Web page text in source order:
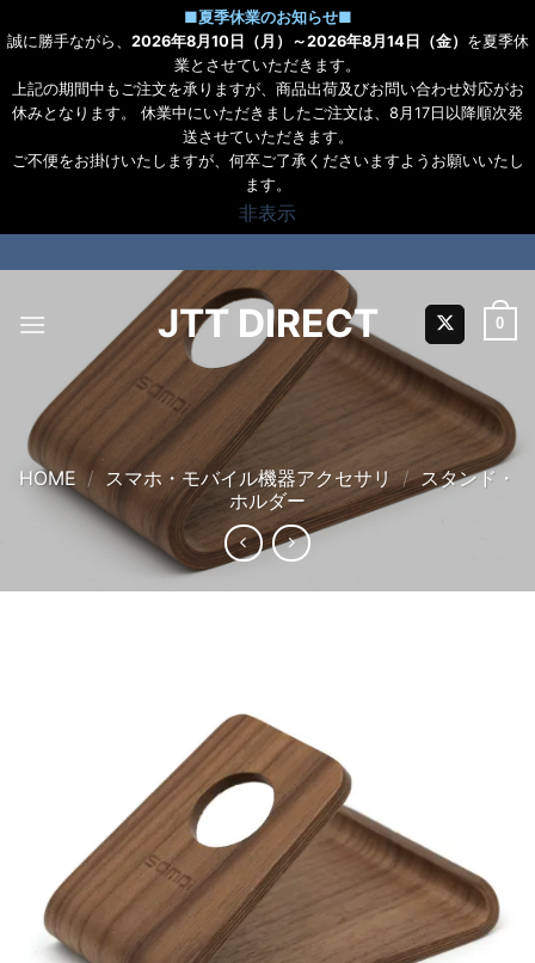
■夏季休業のお知らせ■
誠に勝手ながら、 2026年8月10日（月）～2026年8月14日（金） を夏季休
業とさせていただきます。
上記の期間中もご注文を承りますが、商品出荷及びお問い合わせ対応がお
休みとなります。 休業中にいただきましたご注文は、8月17日以降順次発
送させていただきます。
ご不便をお掛けいたしますが、何卒ご了承くださいますようお願いいたし
ます。
非表示
to
JTT DIRECT 0
HOME / スマホ・モバイル機器アクセサリ / スタンド・
ホルダー